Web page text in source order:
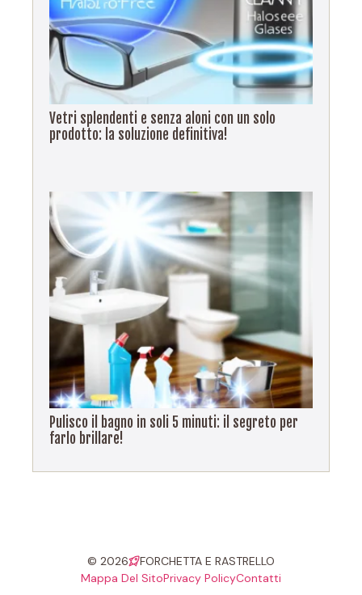
Vetri splendenti e senza aloni con un solo
prodotto: la soluzione definitiva!
Pulisco il bagno in soli 5 minuti: il segreto per
farlo brillare!
© 2026
FORCHETTA E RASTRELLO
Mappa Del SitoPrivacy PolicyContatti